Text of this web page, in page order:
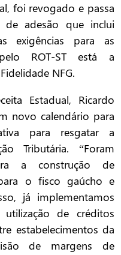
foi revogado e passa
de adesão que inclui
exigências para as
ROT-ST está a
NFG.
Estadual, Ricardo
novo calendário para
para resgatar a
Tributária. “Foram
a construção de
o fisco gaúcho e
já implementamos
de créditos
estabelecimentos da
de margens de